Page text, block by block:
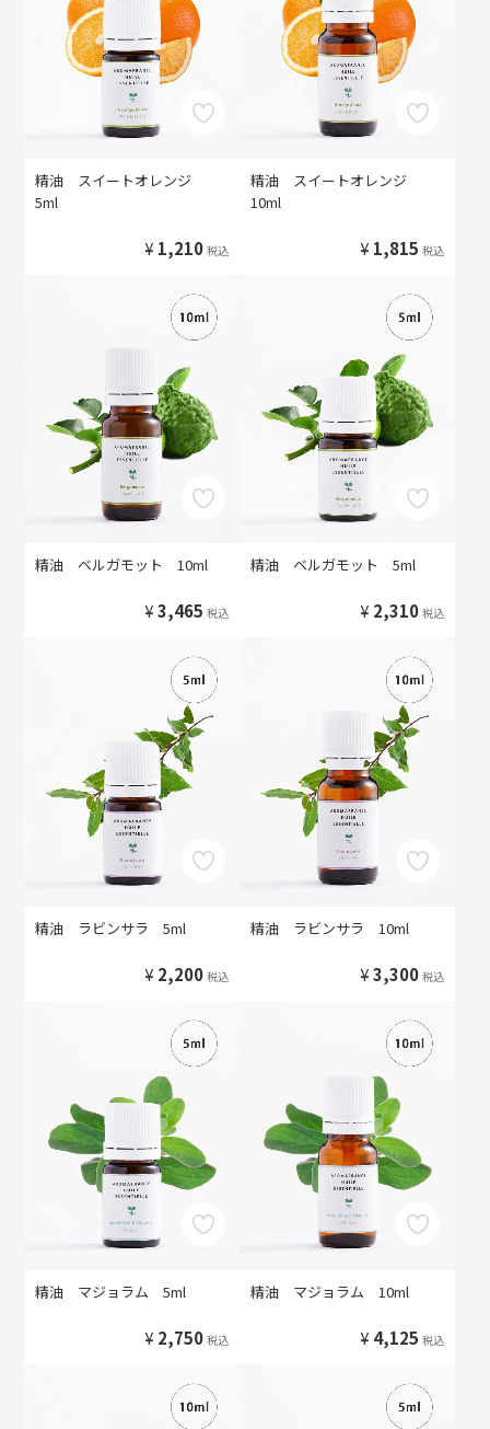
精油 スイートオレンジ
5ml
¥ 1,210 税込
精油 スイートオレンジ
10ml
¥ 1,815 税込
精油 ベルガモット 10ml
¥3,465 税込
精油 ベルガモット 5ml
¥ 2,310 税込
精油 ラビンサラ 5ml
¥ 2,200 税込
精油 ラビンサラ 10ml
¥3,300 税込
精油 マジョラム 5ml
¥ 2,750 税込
精油 マジョラム 10ml
¥ 4,125 税込